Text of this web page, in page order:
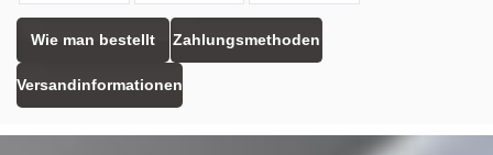
Wie man bestellt Zahlungsmethoden
Versandinformationen